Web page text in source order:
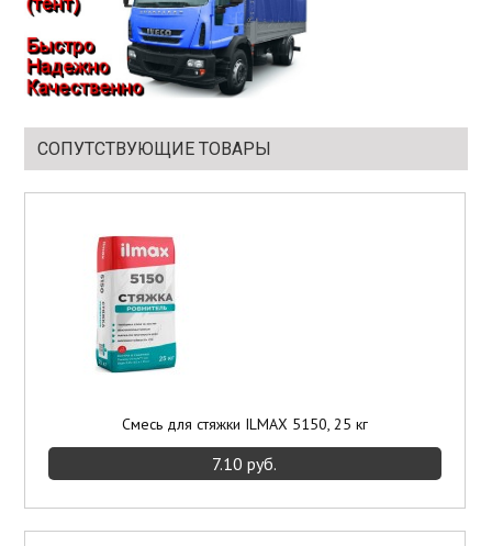
СОПУТСТВУЮЩИЕ ТОВАРЫ
Смесь для стяжки ILMAX 5150, 25 кг
7.10 руб.